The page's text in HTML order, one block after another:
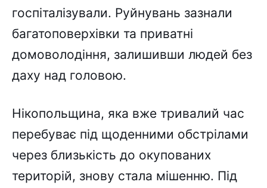
госпіталізували. Руйнувань зазнали
багатоповерхівки та приватні
домоволодіння, залишивши людей без
даху над головою.
Нікопольщина, яка вже тривалий час
перебуває під щоденними обстрілами
через близькість до окупованих
територій, знову стала мішенню. Під